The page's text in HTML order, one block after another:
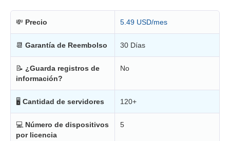
💸 Precio 5.49 USD/mes
📆 Garantía de Reembolso 30 Días
📝 ¿Guarda registros de
información?
No
🖥 Cantidad de servidores 120+
💻 Número de dispositivos
por licencia
5